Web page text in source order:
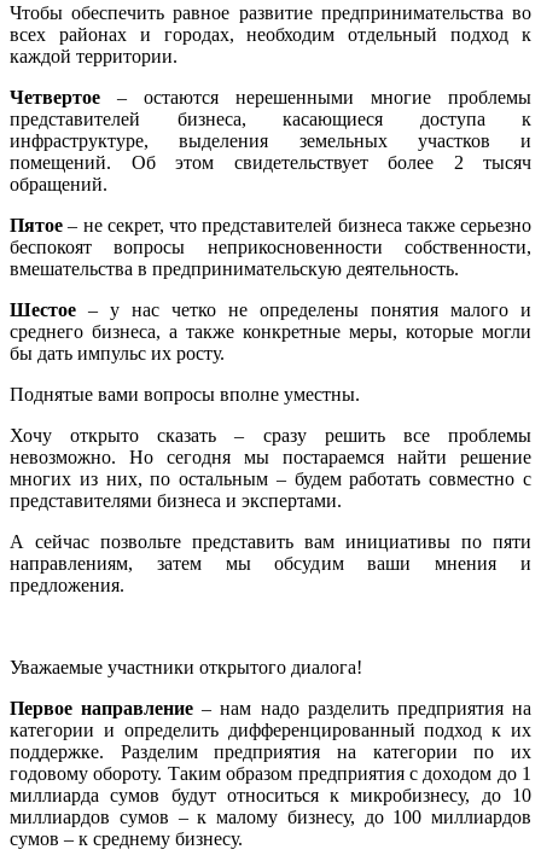
Чтобы обеспечить равное развитие предпринимательства во
всех районах и городах, необходим отдельный подход к
каждой территории.
Четвертое – остаются нерешенными многие проблемы
представителей бизнеса, касающиеся доступа к
инфраструктуре, выделения земельных участков и
помещений. Об этом свидетельствует более 2 тысяч
обращений.
Пятое – не секрет, что представителей бизнеса также серьезно
беспокоят вопросы неприкосновенности собственности,
вмешательства в предпринимательскую деятельность.
Шестое – у нас четко не определены понятия малого и
среднего бизнеса, а также конкретные меры, которые могли
бы дать импульс их росту.
Поднятые вами вопросы вполне уместны.
Хочу открыто сказать – сразу решить все проблемы
невозможно. Но сегодня мы постараемся найти решение
многих из них, по остальным – будем работать совместно с
представителями бизнеса и экспертами.
А сейчас позвольте представить вам инициативы по пяти
направлениям, затем мы обсудим ваши мнения и
предложения.
Уважаемые участники открытого диалога!
Первое направление– нам надо разделить предприятия на
категории и определить дифференцированный подход к их
поддержке. Разделим предприятия на категории по их
годовому обороту. Таким образом предприятия с доходом до 1
миллиарда сумов будут относиться к микробизнесу, до 10
миллиардов сумов – к малому бизнесу, до 100 миллиардов
сумов – к среднему бизнесу.